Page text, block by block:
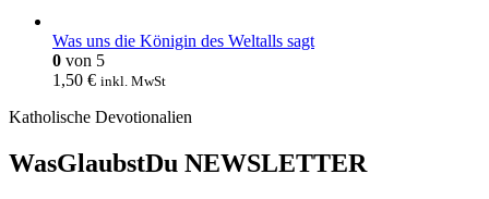
Was uns die Königin des Weltalls sagt
0 von 5
1,50 € inkl. MwSt
Katholische Devotionalien
WasGlaubstDu NEWSLETTER